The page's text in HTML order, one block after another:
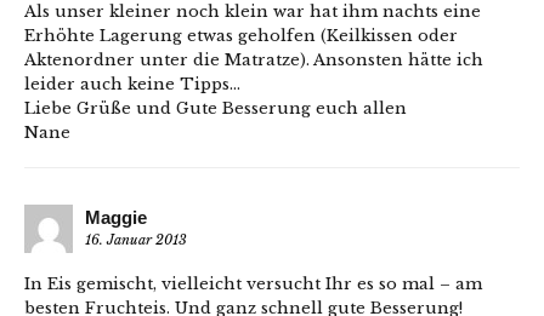
Als unser kleiner noch klein war hat ihm nachts eine
Erhöhte Lagerung etwas geholfen (Keilkissen oder
Aktenordner unter die Matratze). Ansonsten hätte ich
leider auch keine Tipps…
Liebe Grüße und Gute Besserung euch allen
Nane
Maggie
16. Januar 2013
In Eis gemischt, vielleicht versucht Ihr es so mal – am
besten Fruchteis. Und ganz schnell gute Besserung!